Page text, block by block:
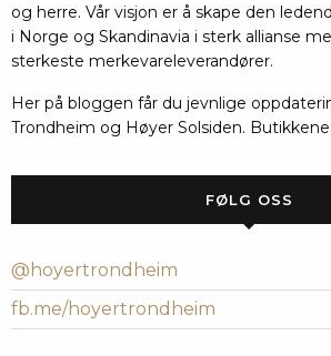
og herre. Vår visjon er å skape den
i Norge og Skandinavia i sterk allianse
sterkeste merkevareleverandører.
Her på bloggen får du jevnlige
Trondheim og Høyer Solsiden.
FØLG OSS
@hoyertrondheim
fb.me/hoyertrondheim